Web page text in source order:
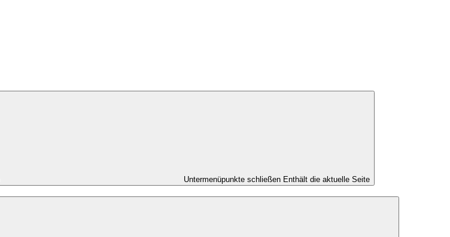
Untermenüpunkte schließen Enthält die aktuelle Seite